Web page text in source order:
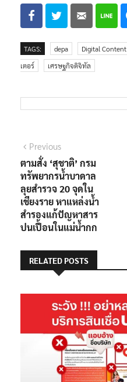
TAGS: depa Digital Content
เตอร์
เศรษฐกิจดิจิทัล
แนะแนว
เรื่อง
PreviousPrevious
post:
ตามสั่ง ‘สุชาติ’ กรม
ทรัพยากรน้ำบาดาล
ลุยสำรวจ 20 จุดใน
เชียงราย หาแหล่งน้ำ
สำรองแก้ปัญหาสาร
ปนเปื้อนในแม่น้ำกก
RELATED POSTS